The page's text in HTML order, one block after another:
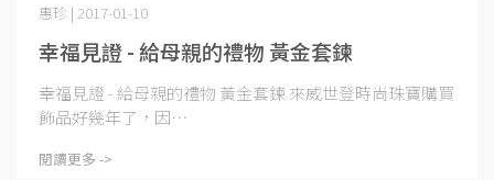
幸福見證 - 給母親的禮物 黃金套鍊
惠珍 | 2017-01-10
幸福見證 - 給母親的禮物 黃金套鍊 來威世登時尚珠寶購買
飾品好幾年了，因⋯
閱讀更多 ->